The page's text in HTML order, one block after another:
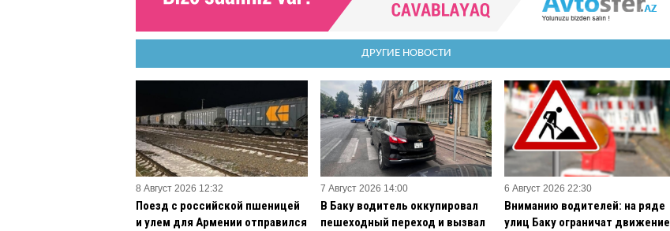
ДРУГИЕ НОВОСТИ
8 Август 2026 12:32
Поезд с российской пшеницей
и улем для Армении отправился
7 Август 2026 14:00
В Баку водитель оккупировал
пешеходный переход и вызвал
6 Август 2026 22:30
Вниманию водителей: на ряде
улиц Баку ограничат движение